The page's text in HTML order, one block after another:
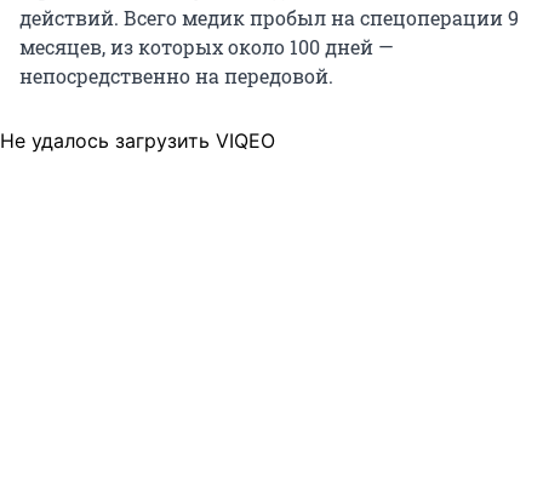
действий. Всего медик пробыл на спецоперации 9
месяцев, из которых около 100 дней —
непосредственно на передовой.
Не удалось загрузить VIQEO